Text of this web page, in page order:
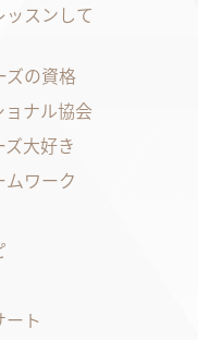
スンして
ズの資格
ナル協会
ズ大好き
ムワーク
ト